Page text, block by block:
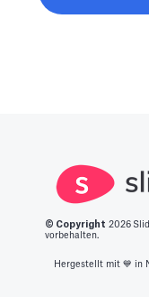
© Copyright 2026
vorbehalten.
Hergestellt mit 💙️ in